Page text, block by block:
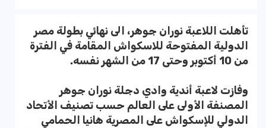
تأهلت اللاعبة نوران جوهر، الى نهائي بطولة مصر
الدولية المفتوحة للاسكواش المقامة في الفترة
من 10 أكتوبر وحتى 17 من الشهر نفسه.
وفازت لاعبة أندية وادي دجلة نوران جوهر
المصنفة الأولى على العالم حسب تصنيف الأتحاد
الدولي للإسكواش على المصرية هانيا الحمامي